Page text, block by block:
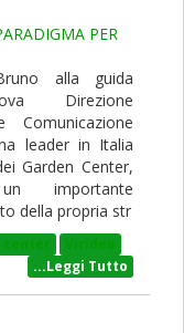
PER
alla guida
Direzione
Comunicazione
leader in Italia
Garden Center,
importante
della propria str
center
Viridea
...Leggi Tutto